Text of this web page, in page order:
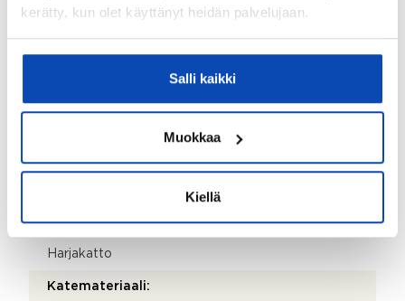
kerätty, kun olet käyttänyt heidän palvelujaan.
Salli kaikki
Muokkaa
Kiellä
Kiinteistö
Kiinteistötunnus:
Valmistumisvuosi:
Rakennus- ja pintamateriaalit:
Harjakatto
Katemateriaali: